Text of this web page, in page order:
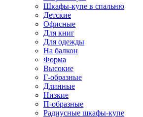
Шкафы-купе в спальню
Детские
Офисные
Для книг
Для одежды
На балкон
Форма
Высокие
Г-образные
Длинные
Низкие
П-образные
Радиусные шкафы-купе